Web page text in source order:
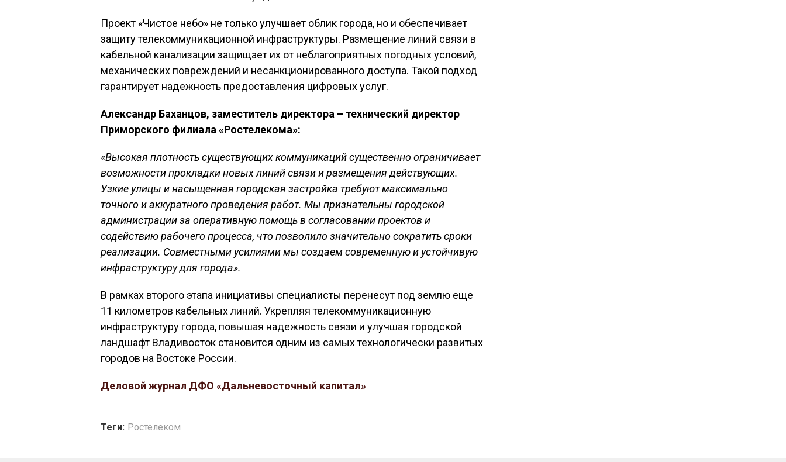
Проект «Чистое небо» не только улучшает облик города, но и обеспечивает
защиту телекоммуникационной инфраструктуры. Размещение линий связи в
кабельной канализации защищает их от неблагоприятных погодных условий,
механических повреждений и несанкционированного доступа. Такой подход
гарантирует надежность предоставления цифровых услуг.
Александр Баханцов, заместитель директора – технический директор
Приморского филиала «Ростелекома»:
«Высокая плотность существующих коммуникаций существенно ограничивает
возможности прокладки новых линий связи и размещения действующих.
Узкие улицы и насыщенная городская застройка требуют максимально
точного и аккуратного проведения работ. Мы признательны городской
администрации за оперативную помощь в согласовании проектов и
содействию рабочего процесса, что позволило значительно сократить сроки
реализации. Совместными усилиями мы создаем современную и устойчивую
инфраструктуру для города».
В рамках второго этапа инициативы специалисты перенесут под землю еще
11 километров кабельных линий. Укрепляя телекоммуникационную
инфраструктуру города, повышая надежность связи и улучшая городской
ландшафт Владивосток становится одним из самых технологически развитых
городов на Востоке России.
Деловой журнал ДФО «Дальневосточный капитал»
Теги: Ростелеком